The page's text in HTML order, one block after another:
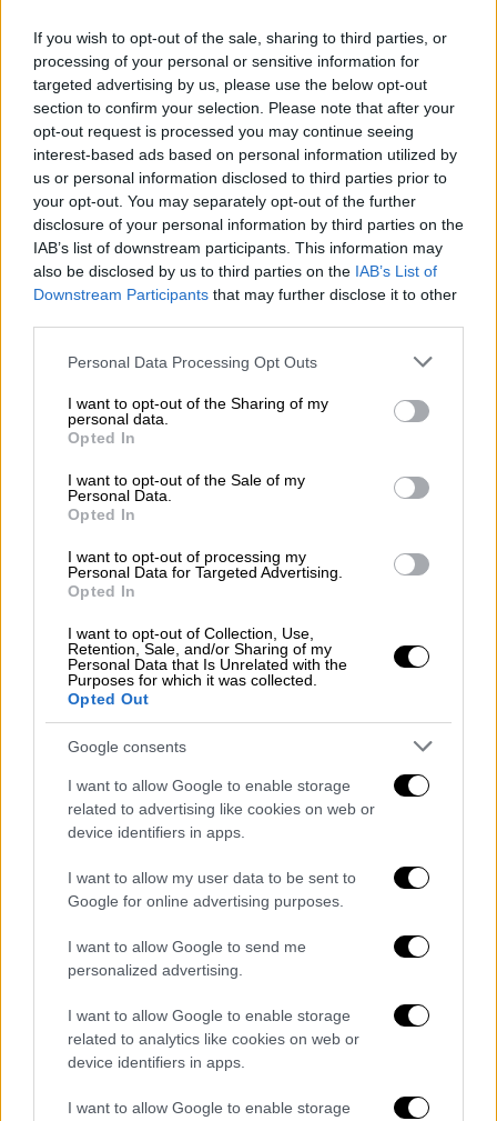
If you wish to opt-out of the sale, sharing to third parties, or
processing of your personal or sensitive information for
targeted advertising by us, please use the below opt-out
section to confirm your selection. Please note that after your
opt-out request is processed you may continue seeing
interest-based ads based on personal information utilized by
us or personal information disclosed to third parties prior to
your opt-out. You may separately opt-out of the further
disclosure of your personal information by third parties on the
IAB’s list of downstream participants. This information may
also be disclosed by us to third parties on the IAB’s List of
Downstream Participants that may further disclose it to other
Please note that this website/app uses one or more Google
not limited to your visit or usage behaviour. You may click to
grant or deny consent to Google and its third-party tags to
use your data for below specified purposes in below Google
consent section.
Personal Data Processing Opt Outs
I want to opt-out of the Sharing of my
personal data.
Opted In
I want to opt-out of the Sale of my
Personal Data.
Opted In
I want to opt-out of processing my
Personal Data for Targeted Advertising.
Opted In
I want to opt-out of Collection, Use,
Retention, Sale, and/or Sharing of my
Personal Data that Is Unrelated with the
Purposes for which it was collected.
Opted Out
Google consents
I want to allow Google to enable storage
related to advertising like cookies on web or
device identifiers in apps.
I want to allow my user data to be sent to
Google for online advertising purposes.
I want to allow Google to send me
personalized advertising.
I want to allow Google to enable storage
related to analytics like cookies on web or
device identifiers in apps.
I want to allow Google to enable storage
προειδοποίησε ότι τα ακραία καιρικά
φαινόμενα που είδαμεστον πλανήτη μας το
2021 και το 2022 θα ωχριούν [μπροστά σε
αυτά του 2023].
Ενώ ο καθηγητής Τιμ Πάλμερ, στο
Πανεπιστήμιο της Οξφόρδης, δήλωσε: «Η
συσχέτιση μεταξύ των ακραίων καιρικών
φαινομένων και της παγκόσμιας μέσης
θερμοκρασίας δεν είναι τόσο ισχυρή [αλλά]
οι θερμοδυναμικές επιδράσεις της
κλιματικής αλλαγής θα κάνουν τις ανωμαλίες
ακριβώς πιο ακραίες».
κλίματος που εκδόθηκαν στις αρχές
Ιανουαρίου από το Γραφείο Μετεωρολογίας
της Αυστραλίας έδειξαν ότι η χώρα θα
μπορούσε να μεταβεί από τρία χρόνια
βροχοπτώσεων πάνω από το μέσο όρο σε
μια από τις θερμότερες και ξηρότερες
περιόδους Ελ Νίνιο που έχουν καταγραφεί
ποτέ, αυξάνοντας τον κίνδυνο σοβαρών
καύσωνων, ξηρασίας και πυρκαγιών. Τον
Δεκέμβριο, η Εθνική Υπηρεσία Ωκεανών και
Ατμόσφαιρας των ΗΠΑ αξιολόγησε τις
πιθανότητες σχηματισμού ενός Ελ Νίνιο
μέχρι τον Αύγουστο-Οκτώβριο σε 66%.
Η κλίμακα του πιθανού Ελ Νίνιο ήταν ακόμη
ασαφής. Ο καθηγητής Άντι Τέρνερ, στο
Πανεπιστήμιο του Reading, δήλωσε: «Πολλά
μοντέλα εποχικών προβλέψεων
Ελ Νίνιο από το καλοκαίρι του 2023». Η
εικόνα θα ήταν πολύ πιο ξεκάθαρη μέχρι τον